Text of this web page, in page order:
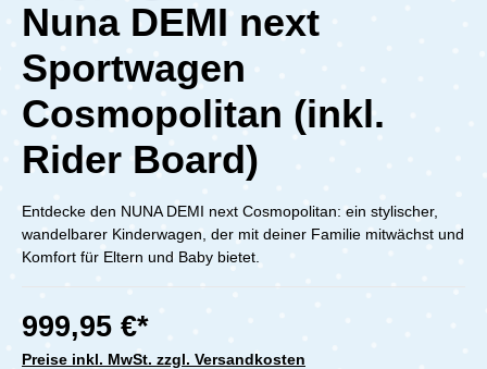
Nuna DEMI next
Sportwagen
Cosmopolitan (inkl.
Rider Board)
Entdecke den NUNA DEMI next Cosmopolitan: ein stylischer,
wandelbarer Kinderwagen, der mit deiner Familie mitwächst und
Komfort für Eltern und Baby bietet.
999,95 €*
Preise inkl. MwSt. zzgl. Versandkosten